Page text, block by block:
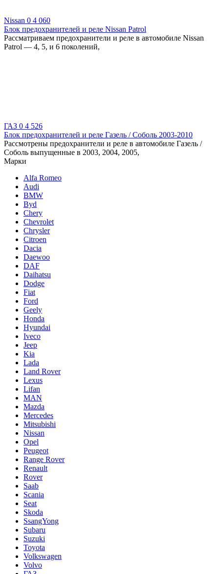
Nissan 0 4 060
Блок предохранителей и реле Nissan Patrol
Рассматриваем предохранители и реле в автомобиле Nissan
Patrol — 4, 5, и 6 поколений,
ГАЗ 0 4 526
Блок предохранителей и реле Газель / Соболь 2003-2010
Рассмотрены предохранители и реле в автомобиле Газель /
Соболь выпущенные в 2003, 2004, 2005,
Марки
Alfa Romeo
Audi
BMW
Byd
Chery
Chevrolet
Chrysler
Citroen
Dacia
Daewoo
DAF
Daihatsu
Dodge
Fiat
Ford
Geely
Honda
Hyundai
Iveco
Jeep
Kia
Lada
Land Rover
Lexus
Lifan
MAN
Mazda
Mercedes
Mitsubishi
Nissan
Opel
Peugeot
Range Rover
Renault
Rover
Saab
Scania
Seat
Skoda
SsangYong
Subaru
Suzuki
Toyota
Volkswagen
Volvo